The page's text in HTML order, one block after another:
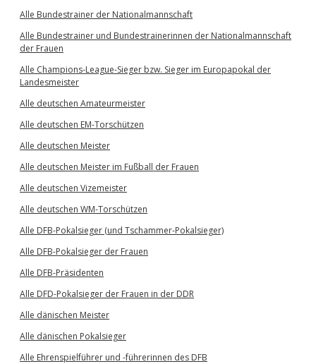
Alle Bundestrainer der Nationalmannschaft
Alle Bundestrainer und Bundestrainerinnen der Nationalmannschaft
der Frauen
Alle Champions-League-Sieger bzw. Sieger im Europapokal der
Landesmeister
Alle deutschen Amateurmeister
Alle deutschen EM-Torschützen
Alle deutschen Meister
Alle deutschen Meister im Fußball der Frauen
Alle deutschen Vizemeister
Alle deutschen WM-Torschützen
Alle DFB-Pokalsieger (und Tschammer-Pokalsieger)
Alle DFB-Pokalsieger der Frauen
Alle DFB-Präsidenten
Alle DFD-Pokalsieger der Frauen in der DDR
Alle dänischen Meister
Alle dänischen Pokalsieger
Alle Ehrenspielführer und -führerinnen des DFB